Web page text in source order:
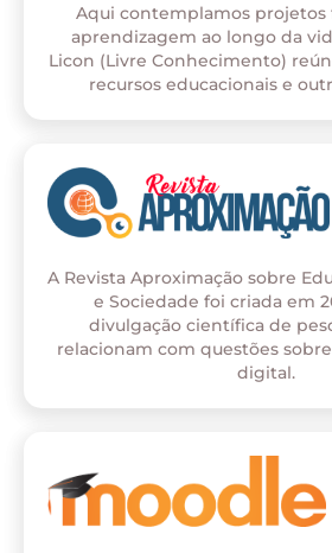
Aqui contemplamos projetos
aprendizagem ao longo da
Licon (Livre Conhecimento)
recursos educacionais e
A Revista Aproximação sobre
e Sociedade foi criada em
divulgação científica de
relacionam com questões
digital.